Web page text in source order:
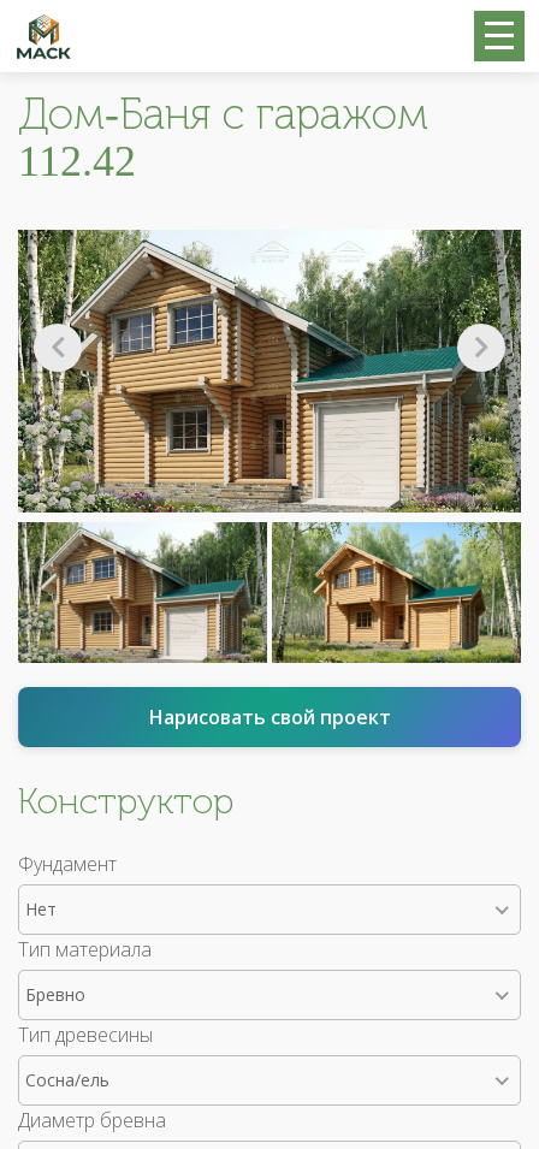
Дом-Баня с гаражом
112.42
Нарисовать свой проект
Конструктор
Фундамент
Нет
Тип материала
Бревно
Тип древесины
Сосна/ель
Диаметр бревна